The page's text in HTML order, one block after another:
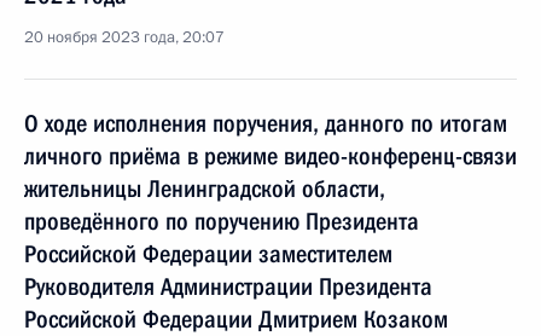
20 ноября 2023 года, 20:07
О ходе исполнения поручения, данного по итогам
личного приёма в режиме видео-конференц-связи
жительницы Ленинградской области,
проведённого по поручению Президента
Российской Федерации заместителем
Руководителя Администрации Президента
Российской Федерации Дмитрием Козаком